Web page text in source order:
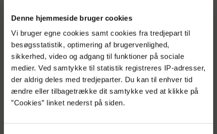
Denne hjemmeside bruger cookies
Vi bruger egne cookies samt cookies fra tredjepart til
besøgsstatistik, optimering af brugervenlighed,
sikkerhed, video og adgang til funktioner på sociale
medier. Ved samtykke til statistik registreres IP-adresser,
der aldrig deles med tredjeparter. Du kan til enhver tid
ændre eller tilbagetrække dit samtykke ved at klikke på
”Cookies” linket nederst på siden.
kunne tages i brug i erhvervet med en markant reduktion
af sygdom til følge hvilket medfører bedre økonomi,
reduktion af N og P udledning og bedre dyrevelfærd.
Tilbage til søgning